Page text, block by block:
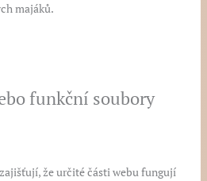
majáků.
funkční soubory
že určité části webu fungují